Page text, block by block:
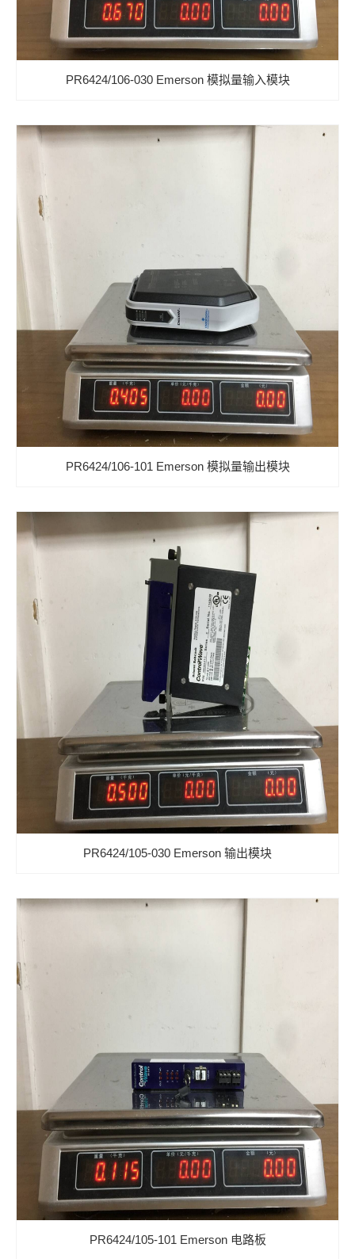
PR6424/106-030 Emerson 模拟量输入模块
PR6424/106-101 Emerson 模拟量输出模块
PR6424/105-030 Emerson 输出模块
PR6424/105-101 Emerson 电路板